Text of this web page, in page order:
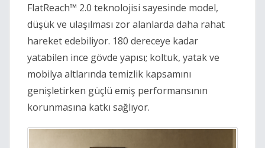
FlatReach™ 2.0 teknolojisi sayesinde model,
düşük ve ulaşılması zor alanlarda daha rahat
hareket edebiliyor. 180 dereceye kadar
yatabilen ince gövde yapısı; koltuk, yatak ve
mobilya altlarında temizlik kapsamını
genişletirken güçlü emiş performansının
korunmasına katkı sağlıyor.